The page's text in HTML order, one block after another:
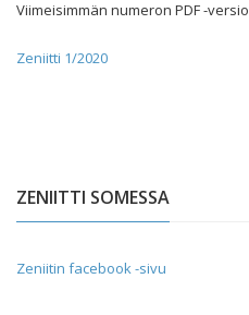
Viimeisimmän numeron PDF -versio
Zeniitti 1/2020
ZENIITTI SOMESSA
Zeniitin facebook -sivu